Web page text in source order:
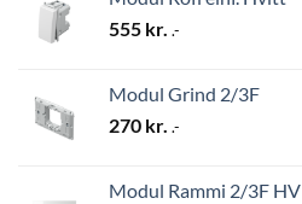
555 kr. .-
Modul Grind 2/3F
270 kr. .-
Modul Rammi 2/3F HV